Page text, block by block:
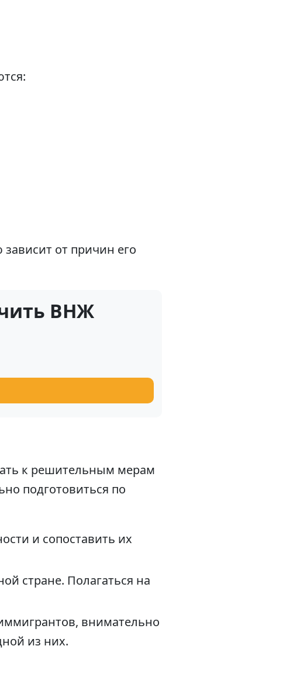
от причин его
ВНЖ
к решительным мерам
подготовиться по
и сопоставить их
стране. Полагаться на
внимательно
из них.